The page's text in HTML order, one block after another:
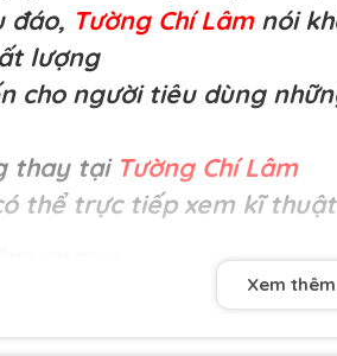
đáo, Tường Chí Lâm nói
lượng
cho người tiêu dùng
thay tại Tường Chí Lâm
thể trực tiếp xem kĩ
Xem thêm